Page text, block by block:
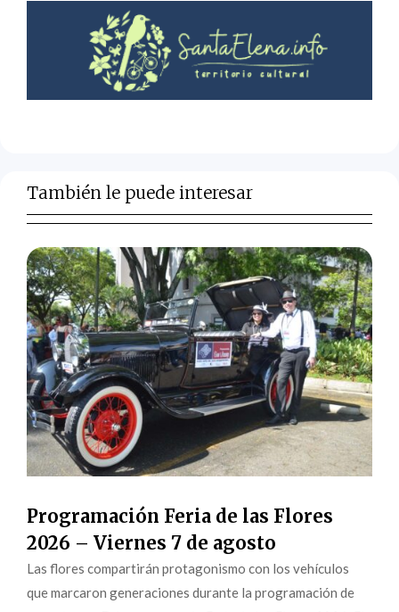
También le puede interesar
Programación Feria de las Flores
2026 – Viernes 7 de agosto
Las flores compartirán protagonismo con los vehículos
que marcaron generaciones durante la programación de